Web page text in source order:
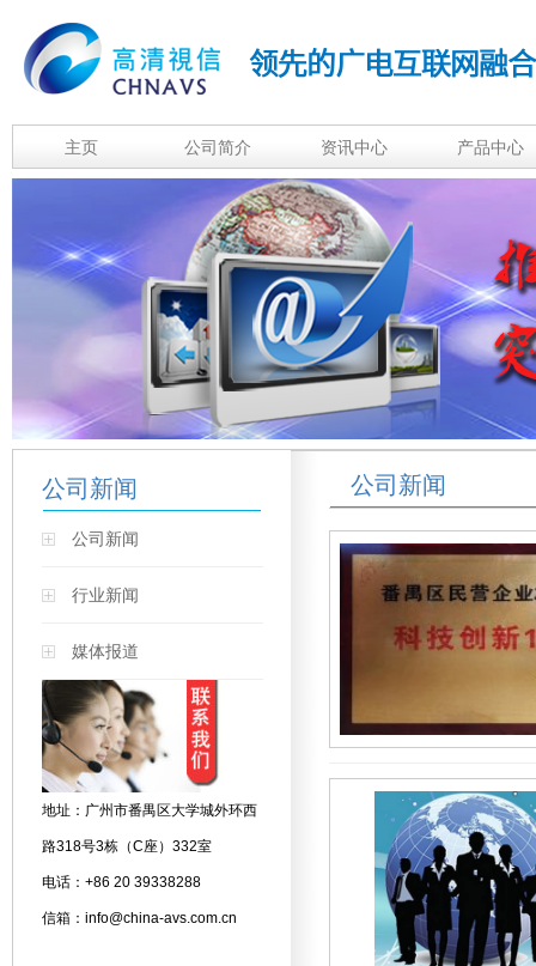
主页 公司简介 资讯中心 产品中心
公司新闻
公司新闻
公司新闻
行业新闻
媒体报道
地址：广州市番禺区大学城外环西
路318号3栋（C座）332室
电话：+86 20 39338288
信箱：info@china-avs.com.cn